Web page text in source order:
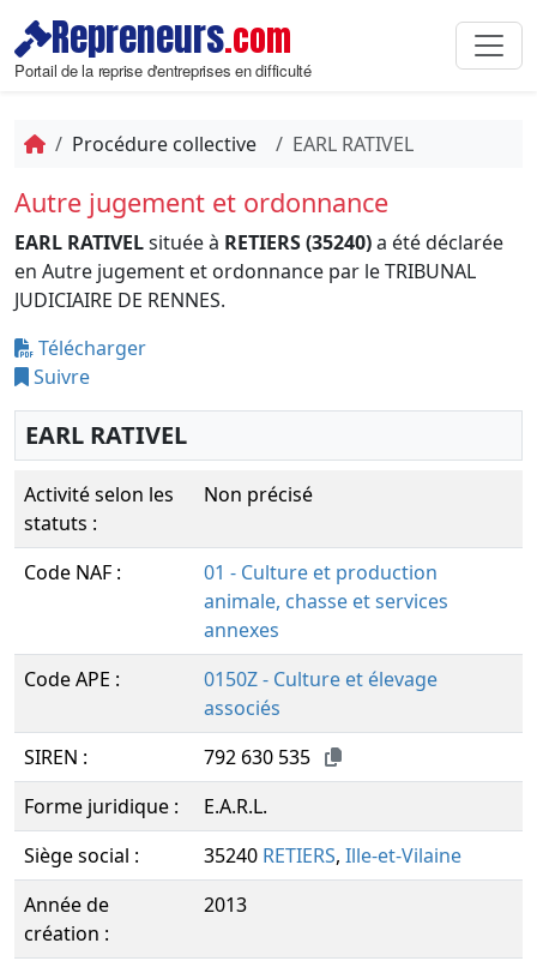
Repreneurs.com
Portail de la reprise d'entreprises en difficulté
Procédure collective EARL RATIVEL
Autre jugement et ordonnance
EARL RATIVELsituée à RETIERS (35240)a été déclarée
en Autre jugement et ordonnance par le TRIBUNAL
JUDICIAIRE DE RENNES.
Télécharger
Suivre
EARL RATIVEL
Activité selon les
statuts :
Non précisé
Code NAF :
01 - Culture et production
animale, chasse et services
annexes
Code APE :
0150Z - Culture et élevage
associés
SIREN :
792 630 535
Forme juridique :
E.A.R.L.
Siège social :
35240 RETIERS, Ille-et-Vilaine
Année de
création :
2013